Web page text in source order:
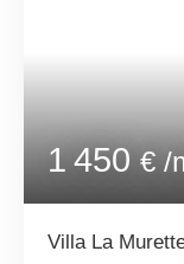
1 450€ /
Villa La